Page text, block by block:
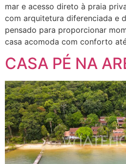
mar e acesso direto à praia
com arquitetura diferenciada e
pensado para proporcionar
casa acomoda com conforto
CASA PÉ NA